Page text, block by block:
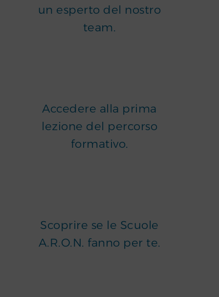
un esperto del nostro
team.
Accedere alla prima
lezione del percorso
formativo.
Scoprire se le Scuole
A.R.O.N. fanno per te.